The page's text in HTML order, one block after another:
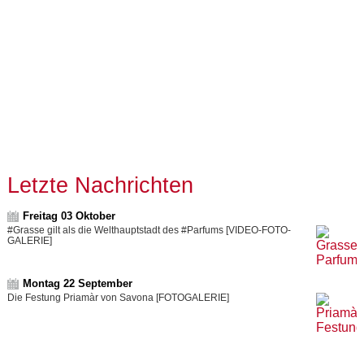
Letzte Nachrichten
Freitag 03 Oktober
#Grasse gilt als die Welthauptstadt des #Parfums [VIDEO-FOTO-
GALERIE]
Montag 22 September
Die Festung Priamàr von Savona [FOTOGALERIE]